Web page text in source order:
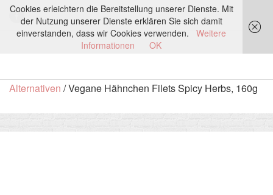
Alternativen / Vegane Hähnchen Filets Spicy Herbs, 160g
Cookies erleichtern die Bereitstellung unserer Dienste. Mit
der Nutzung unserer Dienste erklären Sie sich damit
einverstanden, dass wir Cookies verwenden.
Weitere
Informationen
OK